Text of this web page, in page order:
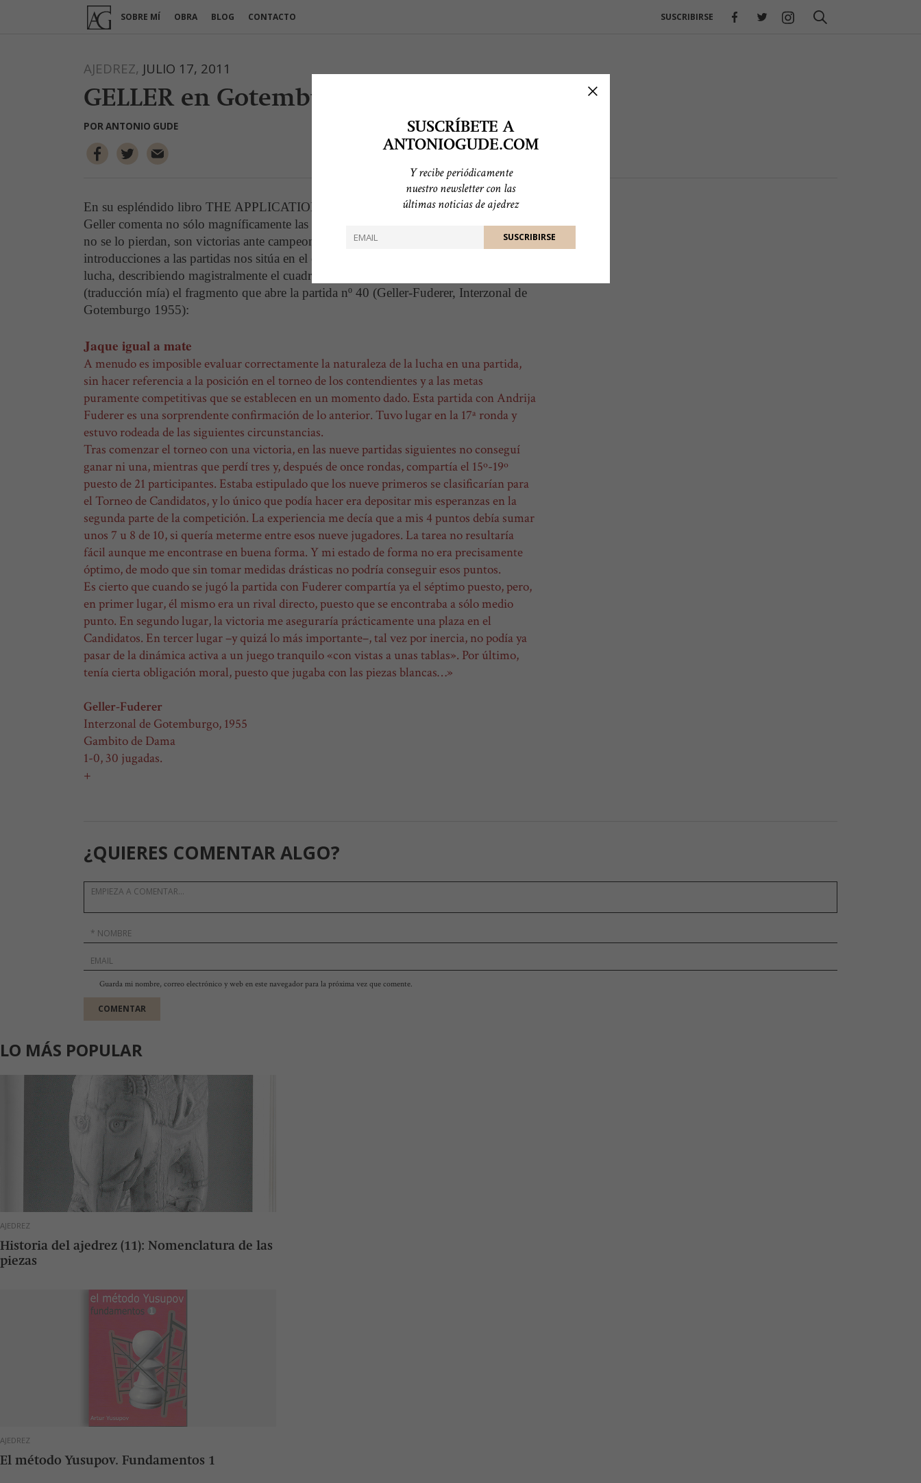
SUSCRÍBETE A
ANTONIOGUDE.COM
Y recibe periódicamente
nuestro newsletter con las
últimas noticias de ajedrez
SOBRE MÍ OBRA BLOG CONTACTO SUSCRIBIRSE
AJEDREZ, JULIO 17, 2011
GELLER en Gotemburgo 1955
PORANTONIO GUDE
En su espléndido libro THE APPLICATION OF CHESS THEORY, el GM Efim
Geller comenta no sólo magníficamente las cien partidas del mismo (¡35 de las cuales,
no se lo pierdan, son victorias ante campeones del mundo!), sino que, además, en las
introducciones a las partidas nos sitúa en el contexto y circunstancias que rodean a la
lucha, describiendo magistralmente el cuadro competitivo. Reproduzco a continuación
(traducción mía) el fragmento que abre la partida nº 40 (Geller-Fuderer, Interzonal de
Gotemburgo 1955):
Jaque igual a mate
A menudo es imposible evaluar correctamente la naturaleza de la lucha en una partida,
sin hacer referencia a la posición en el torneo de los contendientes y a las metas
puramente competitivas que se establecen en un momento dado. Esta partida con Andrija
Fuderer es una sorprendente confirmación de lo anterior. Tuvo lugar en la 17ª ronda y
estuvo rodeada de las siguientes circunstancias.
Tras comenzar el torneo con una victoria, en las nueve partidas siguientes no conseguí
ganar ni una, mientras que perdí tres y, después de once rondas, compartía el 15º-19º
puesto de 21 participantes. Estaba estipulado que los nueve primeros se clasificarían para
el Torneo de Candidatos, y lo único que podía hacer era depositar mis esperanzas en la
segunda parte de la competición. La experiencia me decía que a mis 4 puntos debía sumar
unos 7 u 8 de 10, si quería meterme entre esos nueve jugadores. La tarea no resultaría
fácil aunque me encontrase en buena forma. Y mi estado de forma no era precisamente
óptimo, de modo que sin tomar medidas drásticas no podría conseguir esos puntos.
Es cierto que cuando se jugó la partida con Fuderer compartía ya el séptimo puesto, pero,
en primer lugar, él mismo era un rival directo, puesto que se encontraba a sólo medio
punto. En segundo lugar, la victoria me aseguraría prácticamente una plaza en el
Candidatos. En tercer lugar –y quizá lo más importante–, tal vez por inercia, no podía ya
pasar de la dinámica activa a un juego tranquilo «con vistas a unas tablas». Por último,
tenía cierta obligación moral, puesto que jugaba con las piezas blancas…»
Geller-Fuderer
Interzonal de Gotemburgo, 1955
Gambito de Dama
1-0, 30 jugadas.
+
¿QUIERES COMENTAR ALGO?
Guarda mi nombre, correo electrónico y web en este navegador para la próxima vez que comente.
LO MÁS POPULAR
AJEDREZ
Historia del ajedrez (11): Nomenclatura de las
piezas
AJEDREZ
El método Yusupov. Fundamentos 1